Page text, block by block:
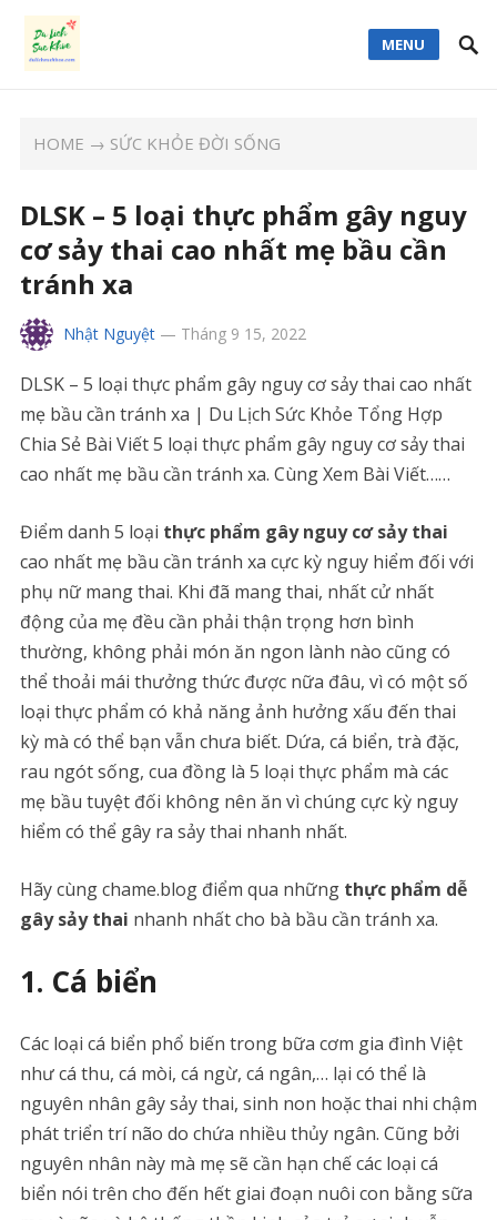
MENU
HOME → SỨC KHỎE ĐỜI SỐNG
DLSK – 5 loại thực phẩm gây nguy
cơ sảy thai cao nhất mẹ bầu cần
tránh xa
Nhật Nguyệt— Tháng 9 15, 2022
DLSK – 5 loại thực phẩm gây nguy cơ sảy thai cao nhất
mẹ bầu cần tránh xa | Du Lịch Sức Khỏe Tổng Hợp
Chia Sẻ Bài Viết 5 loại thực phẩm gây nguy cơ sảy thai
cao nhất mẹ bầu cần tránh xa. Cùng Xem Bài Viết……
Điểm danh 5 loại thực phẩm gây nguy cơ sảy thai
cao nhất mẹ bầu cần tránh xa cực kỳ nguy hiểm đối với
phụ nữ mang thai. Khi đã mang thai, nhất cử nhất
động của mẹ đều cần phải thận trọng hơn bình
thường, không phải món ăn ngon lành nào cũng có
thể thoải mái thưởng thức được nữa đâu, vì có một số
loại thực phẩm có khả năng ảnh hưởng xấu đến thai
kỳ mà có thể bạn vẫn chưa biết. Dứa, cá biển, trà đặc,
rau ngót sống, cua đồng là 5 loại thực phẩm mà các
mẹ bầu tuyệt đối không nên ăn vì chúng cực kỳ nguy
hiểm có thể gây ra sảy thai nhanh nhất.
Hãy cùng chame.blog điểm qua những thực phẩm dễ
gây sảy thai nhanh nhất cho bà bầu cần tránh xa.
1. Cá biển
Các loại cá biển phổ biến trong bữa cơm gia đình Việt
như cá thu, cá mòi, cá ngừ, cá ngân,… lại có thể là
nguyên nhân gây sảy thai, sinh non hoặc thai nhi chậm
phát triển trí não do chứa nhiều thủy ngân. Cũng bởi
nguyên nhân này mà mẹ sẽ cần hạn chế các loại cá
biển nói trên cho đến hết giai đoạn nuôi con bằng sữa